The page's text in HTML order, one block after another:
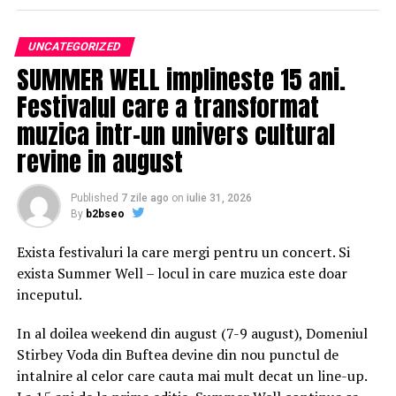
controleazÄ nici mÄcar propriul partid.
PreÈedintele USR Dan Barna a scris, marÈi, pe Facebook,
cÄ pÃ¢nÄ nu vede votul celor de la ALDE la moÈiune, nu
crede cÄ fostul Èef al Senatului, CÄlin Popescu
TÄriceanu se aflÄ Ã®n opoziÈie.
AlianÈa USR PLUS propune un pact politic pentru
declanÈarea alegerilor anticipate odatÄ cu cele locale,
deoarece este o soluÈie care ar putea scoate RomÃ¢nia
din criza produsÄ de actualul Guvern, care nu mai are
susÈinere.
PreÈedintele PNL Ludovic Orban a declarat cÄ, Ã®n
cursul sÄptÄmÃ¢nilor urmÄtoare, va fi depusÄ Ã®n
Guvernului.
Raspandacul.ro
UNCATEGORIZED
SUMMER WELL implineste 15 ani.
Festivalul care a transformat
muzica intr-un univers cultural
revine in august
Published 7 zile ago on iulie 31, 2026
By b2bseo
Exista festivaluri la care mergi pentru un concert. Si
exista Summer Well – locul in care muzica este doar
inceputul.
In al doilea weekend din august (7-9 august), Domeniul
Stirbey Voda din Buftea devine din nou punctul de
intalnire al celor care cauta mai mult decat un line-up.